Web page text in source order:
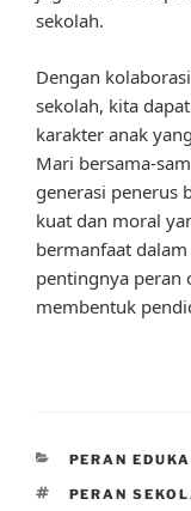
sekolah.
Dengan
sekolah, kita
karakter anak
Mari bersama-
generasi penerus
kuat dan moral
bermanfaat
pentingnya peran
membentuk
CATEGORIES
PERAN
TAGS
PERAN